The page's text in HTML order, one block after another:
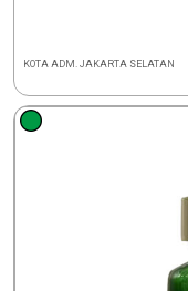
KOTA ADM. JAKARTA SELATAN